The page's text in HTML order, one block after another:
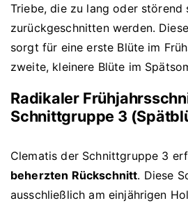
Triebe, die zu lang oder störend
zurückgeschnitten werden.
sorgt für eine erste Blüte im
zweite, kleinere Blüte im
Radikaler
Schnittgruppe 3
Clematis der Schnittgruppe 3
beherzten Rückschnitt. Diese
ausschließlich am einjährigen